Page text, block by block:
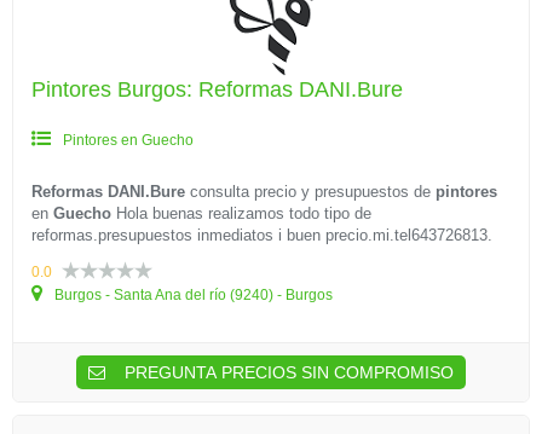
Pintores Burgos: Reformas DANI.Bure
Pintores en Guecho
Reformas DANI.Bure consulta precio y presupuestos de pintores
en Guecho Hola buenas realizamos todo tipo de
reformas.presupuestos inmediatos i buen precio.mi.tel643726813.
0.0
Burgos - Santa Ana del río (9240) - Burgos
PREGUNTA PRECIOS SIN COMPROMISO